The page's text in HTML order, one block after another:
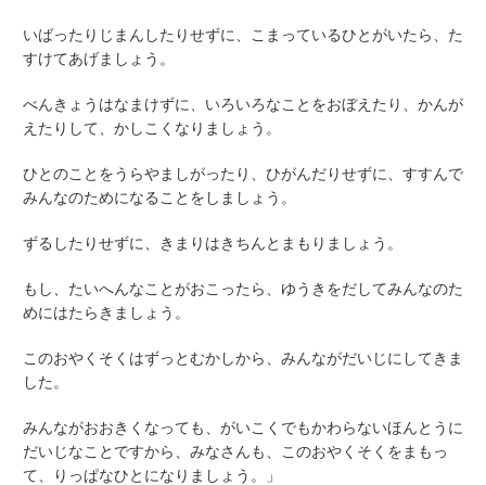
いばったりじまんしたりせずに、こまっているひとがいたら、た
すけてあげましょう。
べんきょうはなまけずに、いろいろなことをおぼえたり、かんが
えたりして、かしこくなりましょう。
ひとのことをうらやましがったり、ひがんだりせずに、すすんで
みんなのためになることをしましょう。
ずるしたりせずに、きまりはきちんとまもりましょう。
もし、たいへんなことがおこったら、ゆうきをだしてみんなのた
めにはたらきましょう。
このおやくそくはずっとむかしから、みんながだいじにしてきま
した。
みんながおおきくなっても、がいこくでもかわらないほんとうに
だいじなことですから、みなさんも、このおやくそくをまもっ
て、りっぱなひとになりましょう。」